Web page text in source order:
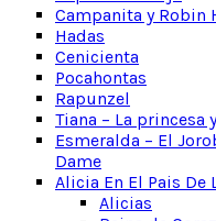
Campanita y Robin
Hadas
Cenicienta
Pocahontas
Rapunzel
Tiana – La princesa
Esmeralda – El
Dame
Alicia En El Pais De
Alicias